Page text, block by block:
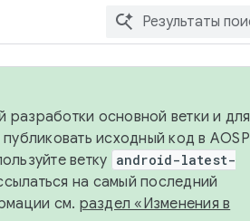
разработки основной ветки и для
исходный код в AOSP
ветку android-latest-
на самый последний
см. раздел «Изменения в